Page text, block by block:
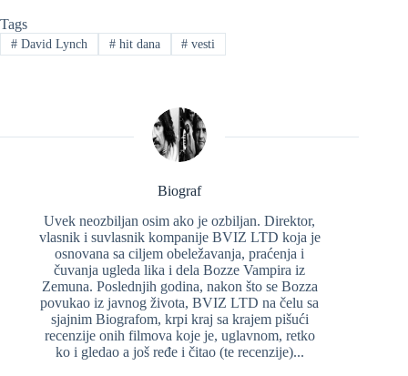
Tags
#David Lynch #hit dana # vesti
Biograf
Uvek neozbiljan osim ako je ozbiljan. Direktor,
vlasnik i suvlasnik kompanije BVIZ LTD koja je
osnovana sa ciljem obeležavanja, praćenja i
čuvanja ugleda lika i dela Bozze Vampira iz
Zemuna. Poslednjih godina, nakon što se Bozza
povukao iz javnog života, BVIZ LTD na čelu sa
sjajnim Biografom, krpi kraj sa krajem pišući
recenzije onih filmova koje je, uglavnom, retko
ko i gledao a još ređe i čitao (te recenzije)...